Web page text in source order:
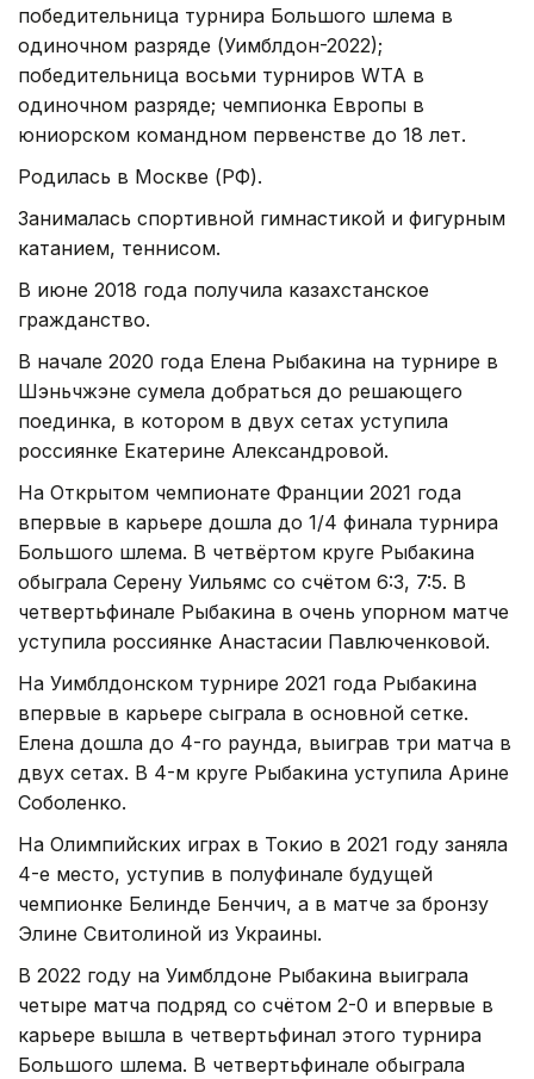
победительница турнира Большого шлема в
одиночном разряде (Уимблдон-2022);
победительница восьми турниров WTA в
одиночном разряде; чемпионка Европы в
юниорском командном первенстве до 18 лет.
Родилась в Москве (РФ).
Занималась спортивной гимнастикой и фигурным
катанием, теннисом.
В июне 2018 года получила казахстанское
гражданство.
В начале 2020 года Елена Рыбакина на турнире в
Шэньчжэне сумела добраться до решающего
поединка, в котором в двух сетах уступила
россиянке Екатерине Александровой.
На Открытом чемпионате Франции 2021 года
впервые в карьере дошла до 1/4 финала турнира
Большого шлема. В четвёртом круге Рыбакина
обыграла Серену Уильямс со счётом 6:3, 7:5. В
четвертьфинале Рыбакина в очень упорном матче
уступила россиянке Анастасии Павлюченковой.
На Уимблдонском турнире 2021 года Рыбакина
впервые в карьере сыграла в основной сетке.
Елена дошла до 4-го раунда, выиграв три матча в
двух сетах. В 4-м круге Рыбакина уступила Арине
Соболенко.
На Олимпийских играх в Токио в 2021 году заняла
4-е место, уступив в полуфинале будущей
чемпионке Белинде Бенчич, а в матче за бронзу
Элине Свитолиной из Украины.
В 2022 году на Уимблдоне Рыбакина выиграла
четыре матча подряд со счётом 2-0 и впервые в
карьере вышла в четвертьфинал этого турнира
Большого шлема. В четвертьфинале обыграла